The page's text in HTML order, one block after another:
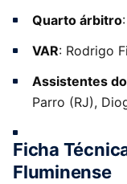
Quarto árbitro
VAR: Rodrigo
Assistentes do
Parro (RJ),
Ficha
Fluminense